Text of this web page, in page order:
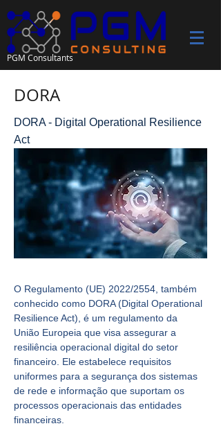
PGM Consultants
DORA
DORA - Digital Operational Resilience
Act
O Regulamento (UE) 2022/2554, também
conhecido como DORA (Digital Operational
Resilience Act), é um regulamento da
União Europeia que visa assegurar a
resiliência operacional digital do setor
financeiro. Ele estabelece requisitos
uniformes para a segurança dos sistemas
de rede e informação que suportam os
processos operacionais das entidades
financeiras.